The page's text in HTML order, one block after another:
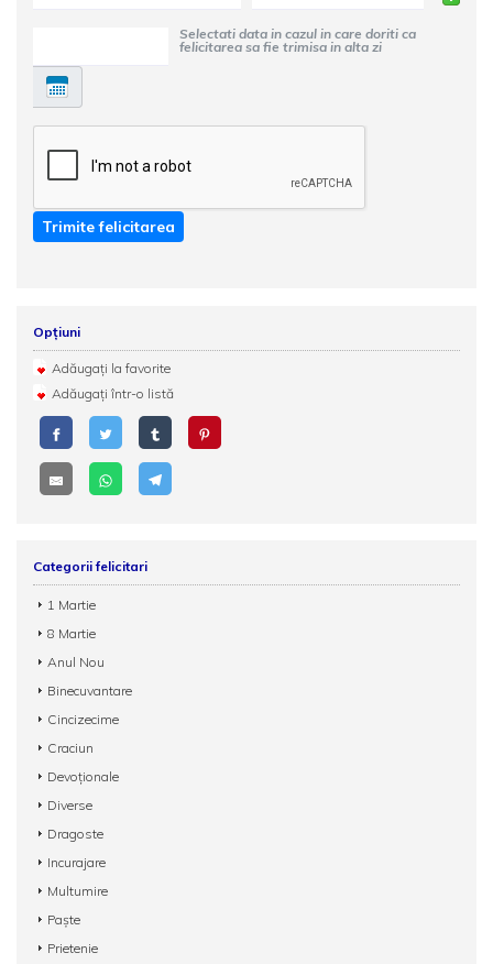
Selectati data in cazul in care doriti ca
felicitarea sa fie trimisa in alta zi
Trimite felicitarea
Opțiuni
Adăugați la favorite
Adăugați într-o listă
Categorii felicitari
1 Martie
8 Martie
Anul Nou
Binecuvantare
Cincizecime
Craciun
Devoționale
Diverse
Dragoste
Incurajare
Multumire
Paște
Prietenie